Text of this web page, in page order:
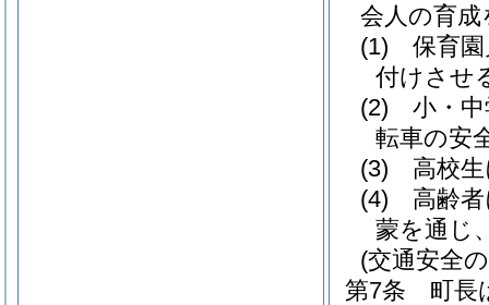
会人の育
(1)
保育
付けさせ
(2)
小・
転車の安
(3)
高校
(4)
高齢
蒙を通じ
(交通安全
第7条
町長